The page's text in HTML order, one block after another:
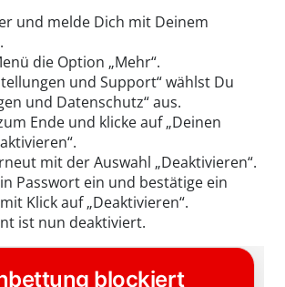
und melde Dich mit Deinem
die Option „Mehr“.
und Support“ wählst Du
und Datenschutz“ aus.
Ende und klicke auf „Deinen
mit der Auswahl „Deaktivieren“.
Passwort ein und bestätige ein
Klick auf „Deaktivieren“.
ist nun deaktiviert.